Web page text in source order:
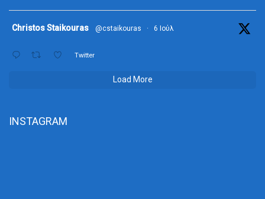
Christos Staikouras @cstaikouras · 6 Ιούλ
Twitter
Load More
INSTAGRAM